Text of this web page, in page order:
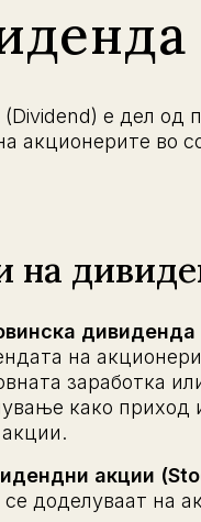
е дел од
акционерите во
на
на
заработка
како приход
акции
доделуваат на